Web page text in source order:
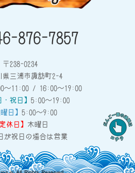
876-7857
〒238-0234
県三浦市諏訪町2-4
～11:00 / 16:00～19:00
・祝日】 5:00～19:00
曜日】 5:00～9:00
休日】
木曜日
が祝日の場合は営業